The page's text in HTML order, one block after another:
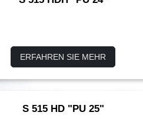
ERFAHREN SIE MEHR
S 515 HD "PU 25"